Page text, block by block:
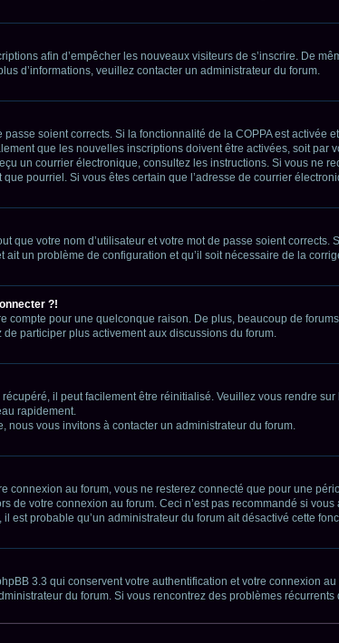
afin d’empêcher les nouveaux visiteurs de s’inscrire. De
d’informations, veuillez contacter un administrateur du forum.
soient corrects. Si la fonctionnalité de la COPPA est
que les nouvelles inscriptions doivent être activées, soit
un courrier électronique, consultez les instructions. Si vous ne
pourriel. Si vous êtes certain que l’adresse de courrier
que votre nom d’utilisateur et votre mot de passe soient
un problème de configuration et qu’il soit nécessaire de la
?!
compte pour une quelconque raison. De plus, beaucoup de
participer plus activement aux discussions du forum.
il peut facilement être réinitialisé. Veuillez vous rendre
rapidement.
vous invitons à contacter un administrateur du forum.
au forum, vous ne resterez connecté que pour une
de votre connexion au forum. Ceci n’est pas recommandé si
est probable qu’un administrateur du forum ait désactivé cette
3.3 qui conservent votre authentification et votre connexion
du forum. Si vous rencontrez des problèmes